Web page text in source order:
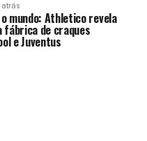
o mundo: Athletico revela
fábrica de craques
e Juventus